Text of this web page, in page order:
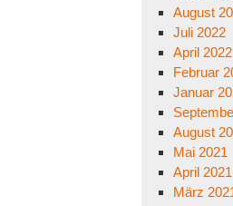
August
Juli 2022
April 2022
Februar
Januar
August
Mai 2021
April 2021
März